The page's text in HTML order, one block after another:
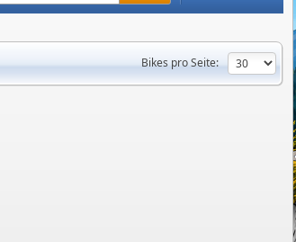
Bikes pro Seite: